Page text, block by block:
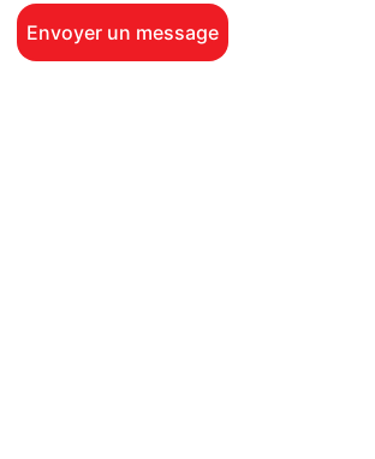
Envoyer un message